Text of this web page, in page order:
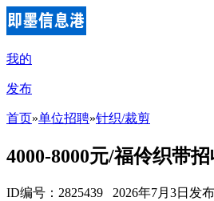
我的
发布
首页»单位招聘»针织/裁剪
4000-8000元/福伶织带
ID编号：2825439 2026年7月3日发